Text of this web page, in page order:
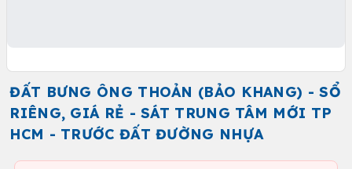
ĐẤT BƯNG ÔNG THOẢN (BẢO KHANG) - SỔ
RIÊNG, GIÁ RẺ - SÁT TRUNG TÂM MỚI TP
HCM - TRƯỚC ĐẤT ĐƯỜNG NHỰA